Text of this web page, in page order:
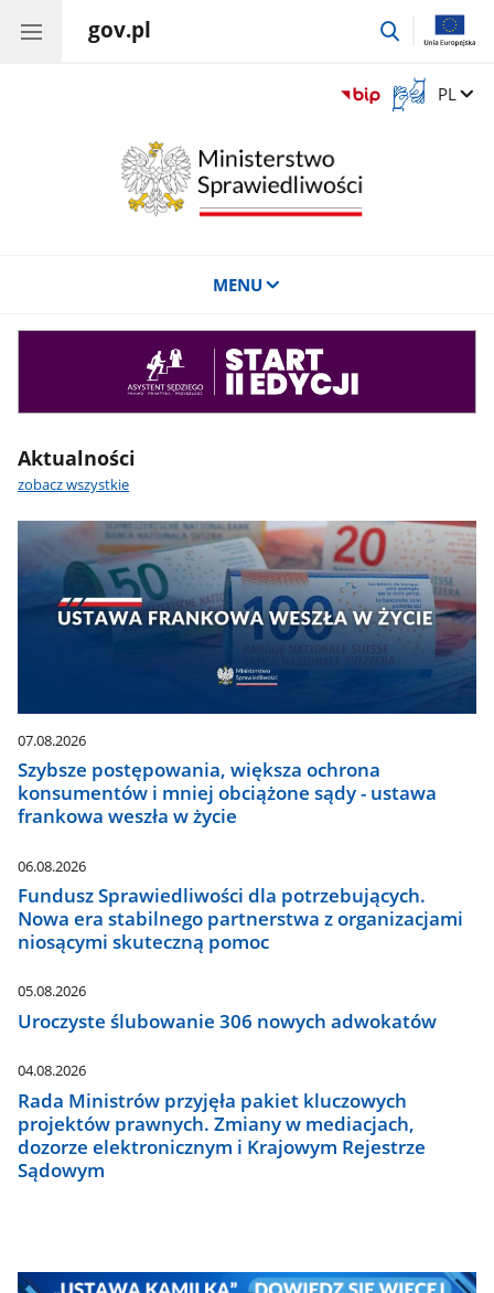
gov.pl
przejdź
Otwórz
okno
Zmień
PL
MENU
Aktualności
zobacz wszystkie
07.08.2026
Szybsze postępowania, większa ochrona
konsumentów i mniej obciążone sądy - ustawa
frankowa weszła w życie
06.08.2026
Fundusz Sprawiedliwości dla potrzebujących.
Nowa era stabilnego partnerstwa z organizacjami
niosącymi skuteczną pomoc
05.08.2026
Uroczyste ślubowanie 306 nowych adwokatów
04.08.2026
Rada Ministrów przyjęła pakiet kluczowych
projektów prawnych. Zmiany w mediacjach,
dozorze elektronicznym i Krajowym Rejestrze
Sądowym